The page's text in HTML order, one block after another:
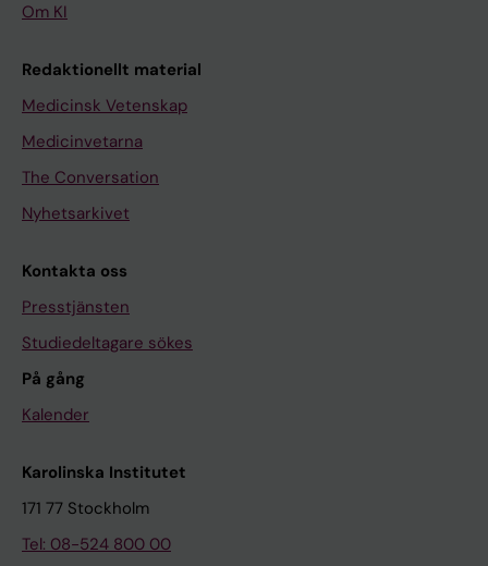
Om KI
Redaktionellt material
Medicinsk Vetenskap
Medicinvetarna
The Conversation
Nyhetsarkivet
Kontakta oss
Presstjänsten
Studiedeltagare sökes
På gång
Kalender
Karolinska Institutet
171 77 Stockholm
Tel: 08-524 800 00